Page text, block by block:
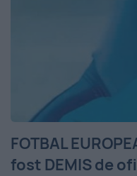
FOTBAL
fost DEMIS de